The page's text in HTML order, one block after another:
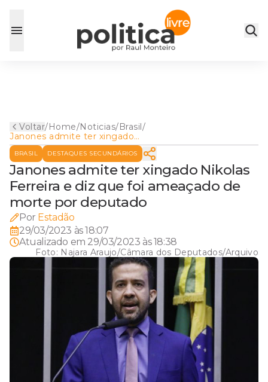
Voltar/Home/Noticias/Brasil/
Janones admite ter xingado
Nikolas Ferreira e diz que foi
ameaçado de morte por
deputado
BRASIL DESTAQUES SECUNDÁRIOS
Janones admite ter xingado Nikolas
Ferreira e diz que foi ameaçado de
morte por deputado
Por Estadão
29/03/2023 às 18:07
Atualizado em 29/03/2023 às 18:38
Foto: Najara Araujo/Câmara dos Deputados/Arquivo